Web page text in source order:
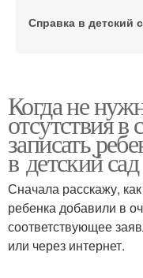
Справка в детский
Сад без справки
Когда не
отсутствия
записать
в детский сад
Сначала расскажу,
ребенка добавили в
соответствующее
или через интернет.